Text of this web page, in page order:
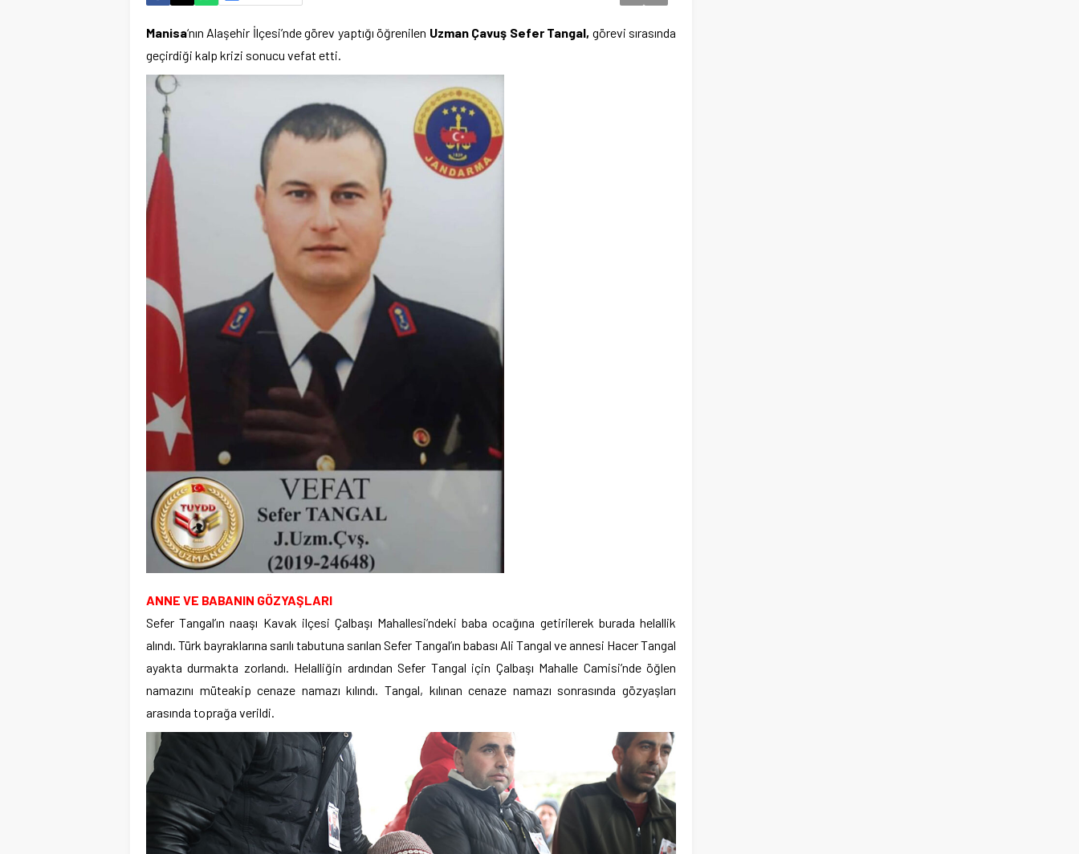
Manisa‘nın Alaşehir İlçesi’nde görev yaptığı öğrenilen Uzman Çavuş Sefer Tangal, görevi sırasında
geçirdiği kalp krizi sonucu vefat etti.
ANNE VE BABANIN GÖZYAŞLARI
Sefer Tangal’ın naaşı Kavak ilçesi Çalbaşı Mahallesi’ndeki baba ocağına getirilerek burada helallik
alındı. Türk bayraklarına sarılı tabutuna sarılan Sefer Tangal’ın babası Ali Tangal ve annesi Hacer Tangal
ayakta durmakta zorlandı. Helalliğin ardından Sefer Tangal için Çalbaşı Mahalle Camisi’nde öğlen
namazını müteakip cenaze namazı kılındı. Tangal, kılınan cenaze namazı sonrasında gözyaşları
arasında toprağa verildi.